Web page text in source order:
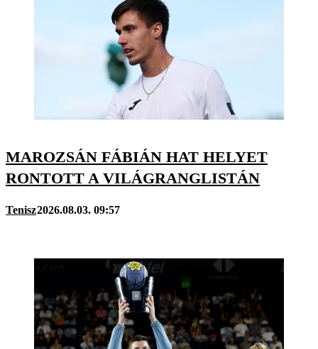
MAROZSÁN FÁBIÁN HAT HELYET
RONTOTT A VILÁGRANGLISTÁN
Tenisz2026.08.03. 09:57